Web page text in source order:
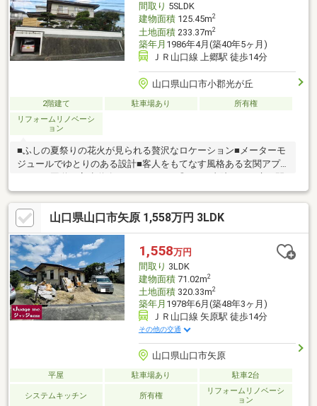
間取り 5SLDK
建物面積125.45m2
土地面積233.37m2
築年月 1986年4月(築40年5ヶ月)
ＪＲ山口線 上郷駅 徒歩14分
山口県山口市小郡光が丘
2階建て 駐車場あり
所有権
リフォームリノベーシ
ョン
■ふしの夏祭りの花火が見られる贅沢なロケーション■メーターモ
ジュールでゆとりのある設計■客人をもてなす風格ある玄関アプ
と繋ぐ広縁・庭は一見の価値あり ■陽当りの良さ・庭の眺望・
プライバシーを確保された立地は高台地ならではの恩恵■ゆった
りサイズの広縁は南向きで陽当り◎～周辺施設（分数徒歩）～・
上郷小2分・小郡中32分・上郷保育園17分・ローソン12分・まる
き10分・ウォンツ 車7分・新町郵便局17分・総合支所 車8分・
児童遊園4分・JR新山口駅 車10分・国道 車3分・中国道 小郡
IC 車4分
山口県山口市矢原 1,558万円 3LDK
1,558万円
間取り 3LDK
建物面積71.02m2
土地面積320.33m2
築年月 1978年6月(築48年3ヶ月)
ＪＲ山口線 矢原駅 徒歩14分
その他の交通
山口県山口市矢原
平屋 駐車場あり 駐車2台
システムキッチン 所有権
リフォームリノベーシ
ョン